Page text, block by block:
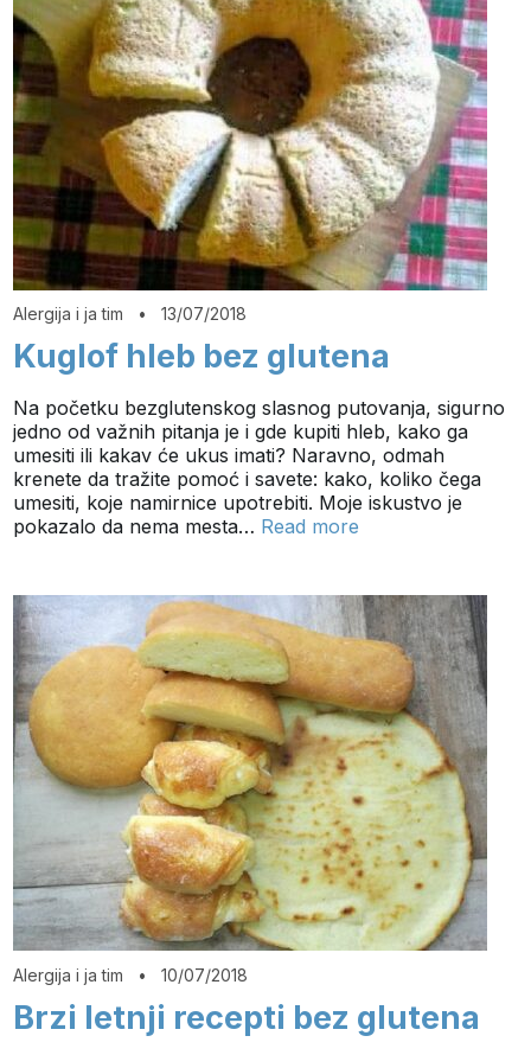
Alergija i ja tim •13/07/2018
Kuglof hleb bez glutena
Na početku bezglutenskog slasnog putovanja, sigurno
jedno od važnih pitanja je i gde kupiti hleb, kako ga
umesiti ili kakav će ukus imati? Naravno, odmah
krenete da tražite pomoć i savete: kako, koliko čega
umesiti, koje namirnice upotrebiti. Moje iskustvo je
pokazalo da nema mesta… Read more
Alergija i ja tim •10/07/2018
Brzi letnji recepti bez glutena